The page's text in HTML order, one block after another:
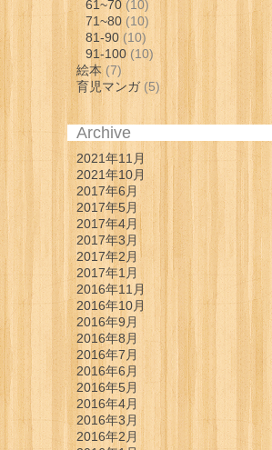
61~70(10)
71~80(10)
81-90(10)
91-100(10)
絵本(7)
育児マンガ(5)
Archive
2021年11月
2021年10月
2017年6月
2017年5月
2017年4月
2017年3月
2017年2月
2017年1月
2016年11月
2016年10月
2016年9月
2016年8月
2016年7月
2016年6月
2016年5月
2016年4月
2016年3月
2016年2月